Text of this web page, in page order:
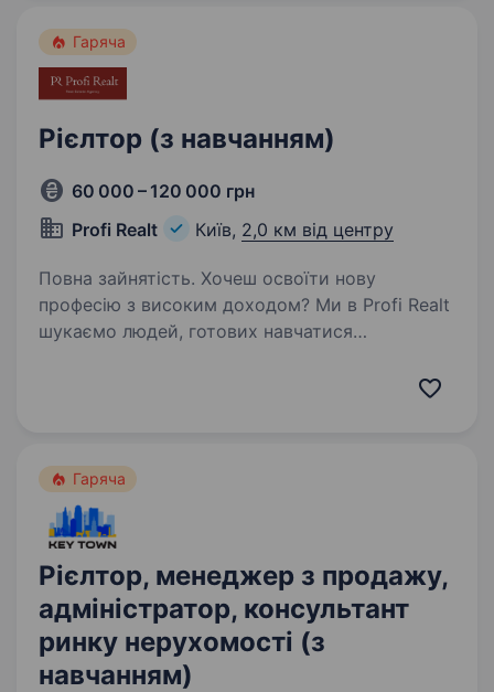
Гаряча
Рієлтор (з навчанням)
60 000 – 120 000 грн
Profi Realt
Київ, 2,0 км від центру
Повна зайнятість. Хочеш освоїти нову
професію з високим доходом? Ми в Profi Realt
шукаємо людей, готових навчатися
вакансія — це шанс підвищити свою якість
Гаряча
Рієлтор, менеджер з продажу,
адміністратор, консультант
ринку нерухомості (з
навчанням)